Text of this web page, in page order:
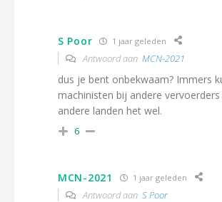
S Poor 1 jaar geleden
Antwoord aan MCN-2021
dus je bent onbekwaam? Immers
machinisten bij andere vervoerders
andere landen het wel.
6
MCN-2021 1 jaar geleden
Antwoord aan S Poor